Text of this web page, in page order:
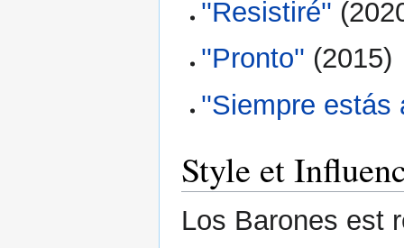
''Resistiré''
''Pronto'' (2015)
''Siempre estás
Style et
Los Barones est